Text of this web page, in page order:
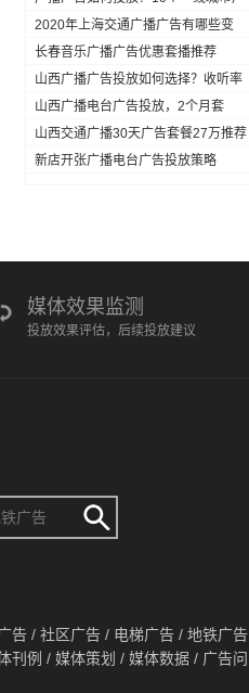
播...
2020年上海交通广播广告有哪些变
化...
长春音乐广播广告优惠套播推荐
山西广播广告投放如何选择？收听率
最高...
山西广播电台广告投放，2个月套
餐，仅...
山西交通广播30天广告套餐27万推荐
新店开张广播电台广告投放策略
媒体效果监测
投放效果评估，后续投放建议
告 / 社区广告 / 电梯广告 / 地铁广告
刊例 / 媒体策划 / 媒体数据 / 广告问